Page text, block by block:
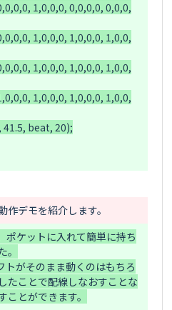
beat, 20);
ポケットに入れて簡単に持ち
がそのまま動くのはもちろ
たことで配線しなおすことな
ことができます。